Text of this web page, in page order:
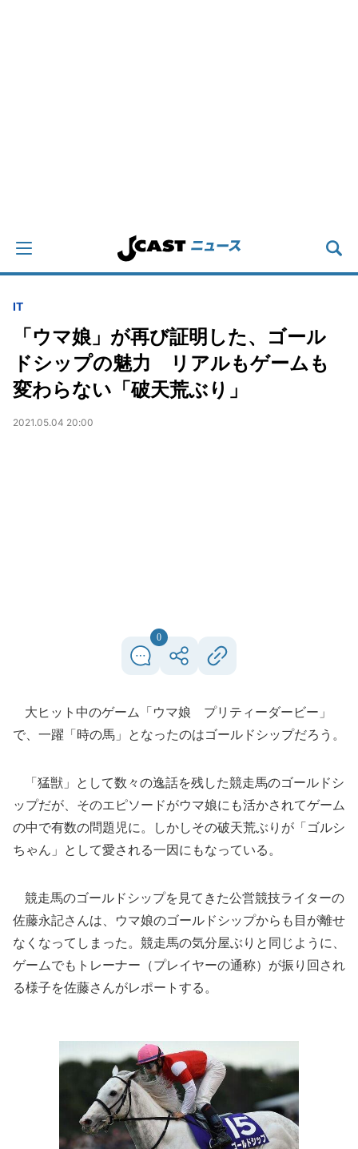
IT
「ウマ娘」が再び証明した、ゴール
ドシップの魅力 リアルもゲームも
変わらない「破天荒ぶり」
2021.05.04 20:00
0
大ヒット中のゲーム「ウマ娘 プリティーダービー」
で、一躍「時の馬」となったのはゴールドシップだろう。
「猛獣」として数々の逸話を残した競走馬のゴールドシ
ップだが、そのエピソードがウマ娘にも活かされてゲーム
の中で有数の問題児に。しかしその破天荒ぶりが「ゴルシ
ちゃん」として愛される一因にもなっている。
競走馬のゴールドシップを見てきた公営競技ライターの
佐藤永記さんは、ウマ娘のゴールドシップからも目が離せ
なくなってしまった。競走馬の気分屋ぶりと同じように、
ゲームでもトレーナー（プレイヤーの通称）が振り回され
る様子を佐藤さんがレポートする。